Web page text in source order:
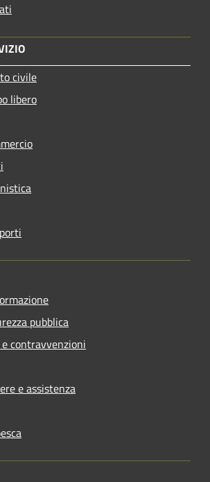
civile
libero
pubblica
contravvenzioni
e assistenza